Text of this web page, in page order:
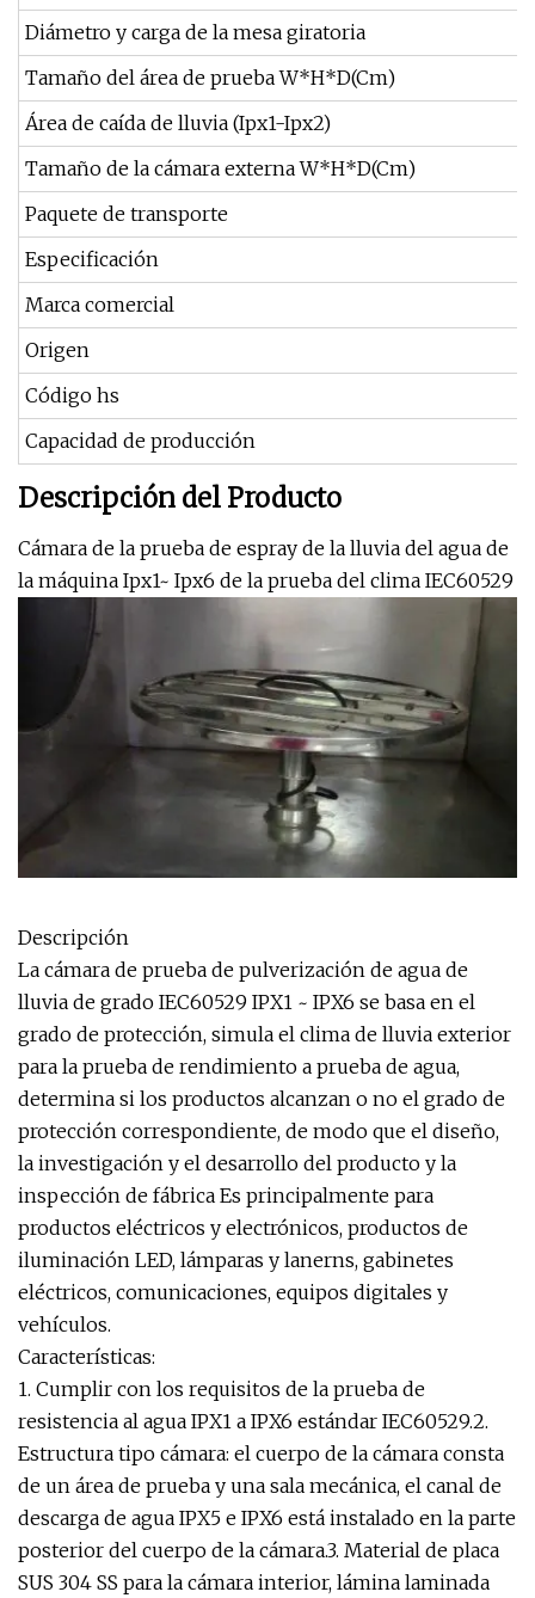
Diámetro y carga de la mesa giratoria
Tamaño del área de prueba W*H*D(Cm)
Área de caída de lluvia (Ipx1-Ipx2)
Tamaño de la cámara externa W*H*D(Cm)
Paquete de transporte
Especificación
Marca comercial
Origen
Código hs
Capacidad de producción
Descripción del Producto
Cámara de la prueba de espray de la lluvia del agua de
la máquina Ipx1~ Ipx6 de la prueba del clima IEC60529
Descripción
La cámara de prueba de pulverización de agua de
lluvia de grado IEC60529 IPX1 ~ IPX6 se basa en el
grado de protección, simula el clima de lluvia exterior
para la prueba de rendimiento a prueba de agua,
determina si los productos alcanzan o no el grado de
protección correspondiente, de modo que el diseño,
la investigación y el desarrollo del producto y la
inspección de fábrica Es principalmente para
productos eléctricos y electrónicos, productos de
iluminación LED, lámparas y lanerns, gabinetes
eléctricos, comunicaciones, equipos digitales y
vehículos.
Características:
1. Cumplir con los requisitos de la prueba de
resistencia al agua IPX1 a IPX6 estándar IEC60529.2.
Estructura tipo cámara: el cuerpo de la cámara consta
de un área de prueba y una sala mecánica, el canal de
descarga de agua IPX5 e IPX6 está instalado en la parte
posterior del cuerpo de la cámara.3. Material de placa
SUS 304 SS para la cámara interior, lámina laminada